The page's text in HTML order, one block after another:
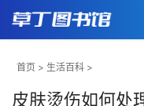
首页 > 生活百科 >
皮肤烫伤如何处